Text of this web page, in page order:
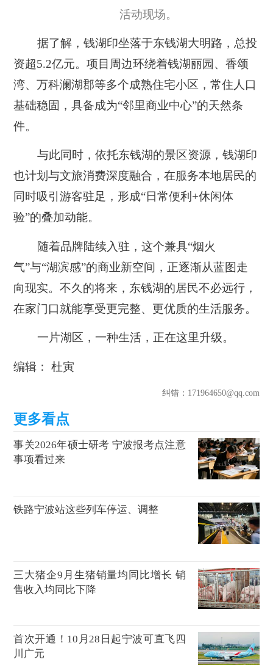
活动现场。
据了解，钱湖印坐落于东钱湖大明路，总投
资超5.2亿元。项目周边环绕着钱湖丽园、香颂
湾、万科澜湖郡等多个成熟住宅小区，常住人口
基础稳固，具备成为“邻里商业中心”的天然条
件。
与此同时，依托东钱湖的景区资源，钱湖印
也计划与文旅消费深度融合，在服务本地居民的
同时吸引游客驻足，形成“日常便利+休闲体
验”的叠加动能。
随着品牌陆续入驻，这个兼具“烟火
气”与“湖滨感”的商业新空间，正逐渐从蓝图走
向现实。不久的将来，东钱湖的居民不必远行，
在家门口就能享受更完整、更优质的生活服务。
一片湖区，一种生活，正在这里升级。
编辑： 杜寅
纠错：171964650@qq.com
事关2026年硕士研考 宁波报考点注意
事项看过来
铁路宁波站这些列车停运、调整
三大猪企9月生猪销量均同比增长 销
售收入均同比下降
首次开通！10月28日起宁波可直飞四
川广元